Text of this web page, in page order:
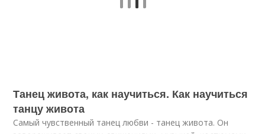
Танец живота, как научиться. Как научиться
танцу живота
Самый чувственный танец любви - танец живота. Он